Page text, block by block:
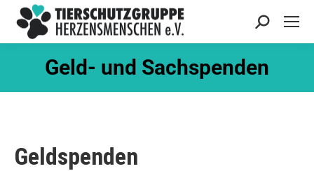
Search:
Geld- und Sachspenden
Geldspenden